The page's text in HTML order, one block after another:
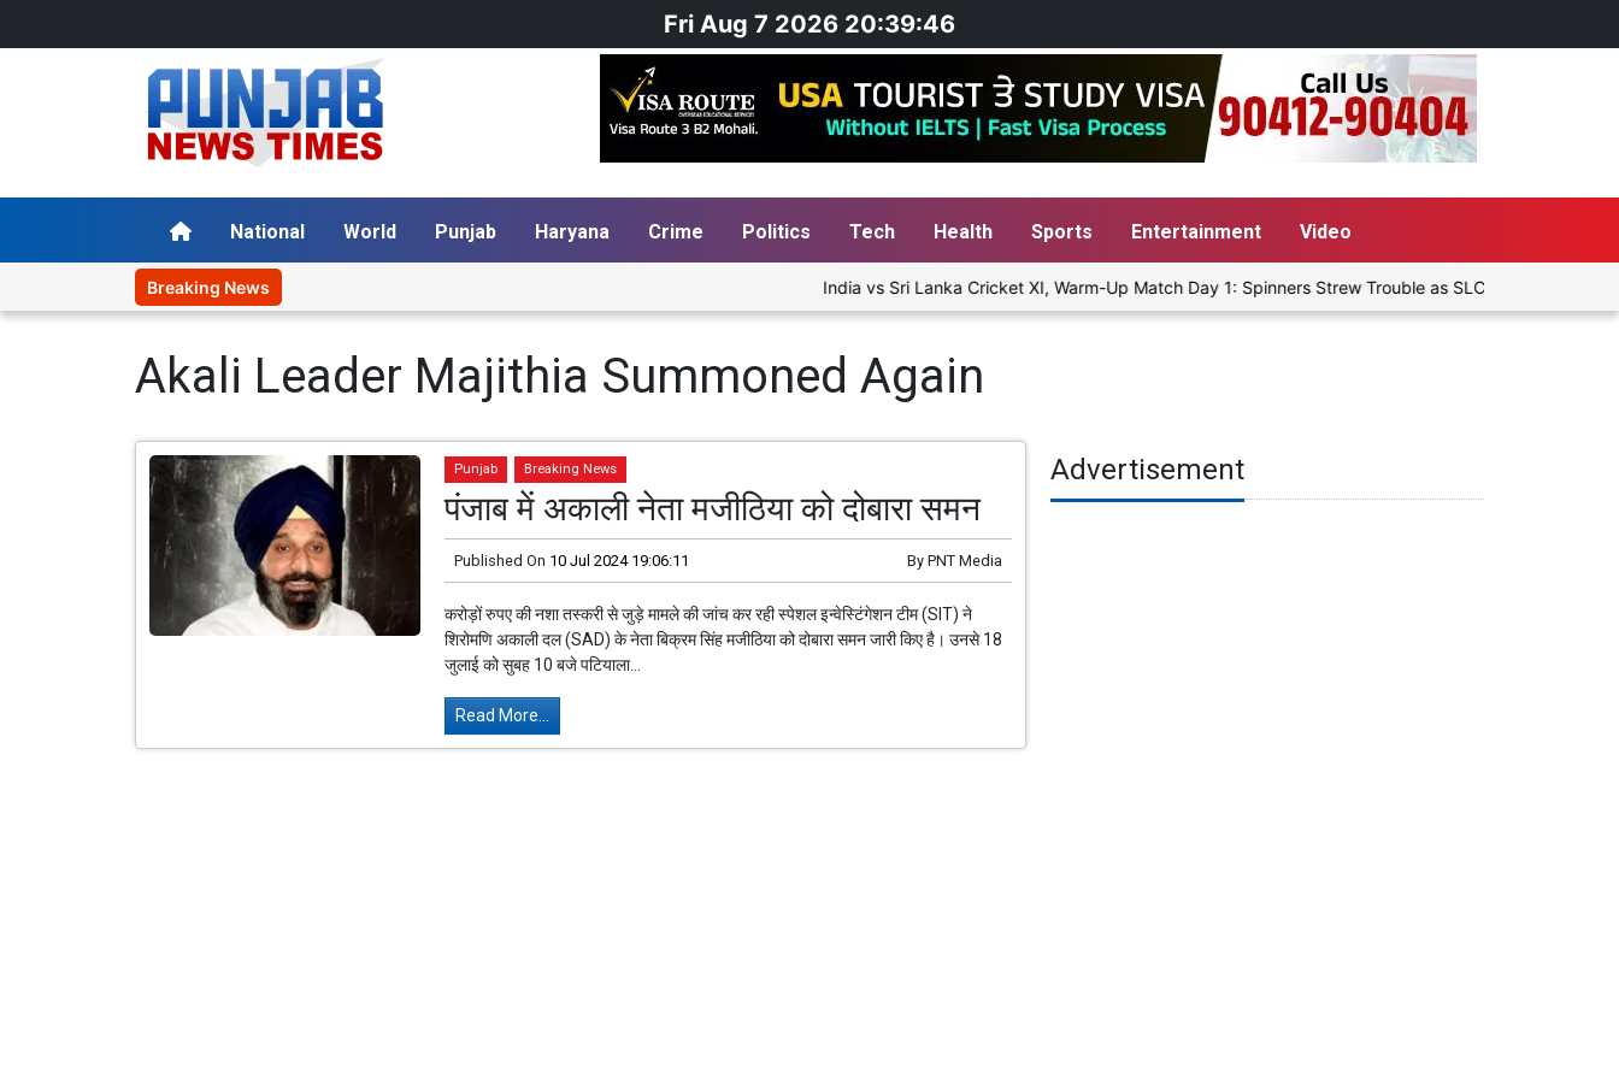
Fri Aug 7 2026 20:39:47
National World Punjab Haryana Crime Politics Tech Health Sports Entertainment Video
Breaking News India vs Sri Lanka Cricket XI, Warm-Up Match Day 1: Spinners Strew Trouble as SLC XI Reach 363/8 at
Akali Leader Majithia Summoned Again
Punjab Breaking News
पंजाब में अकाली नेता मजीठिया को दोबारा समन
Published On 10 Jul 2024 19:06:11 By PNT Media
करोड़ों रुपए की नशा तस्करी से जुड़े मामले की जांच कर रही स्पेशल इन्वेस्टिंगेशन टीम (SIT) ने
शिरोमणि अकाली दल (SAD) के नेता बिक्रम सिंह मजीठिया को दोबारा समन जारी किए है। उनसे 18
जुलाई को सुबह 10 बजे पटियाला...
Read More...
Advertisement